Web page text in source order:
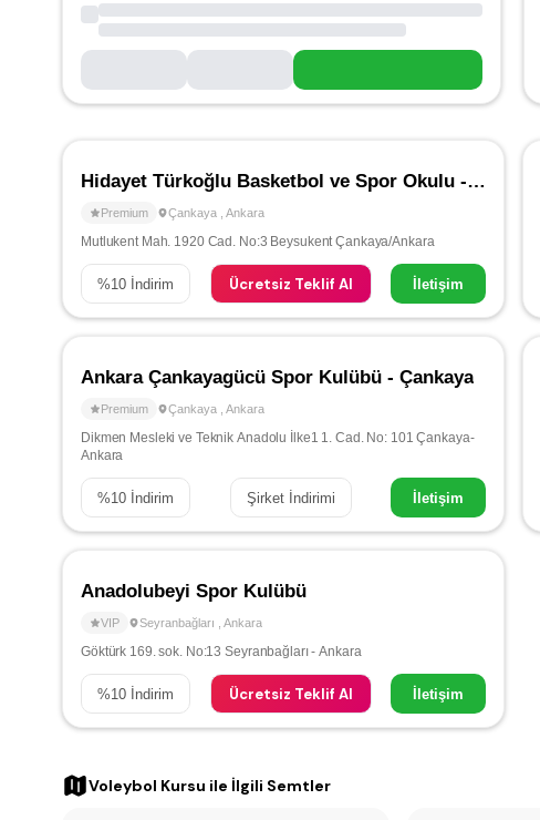
Hidayet Türkoğlu Basketbol ve Spor Okulu - Çankaya
Premium Çankaya Ankara
Mutlukent Mah. 1920 Cad. No:3 Beysukent Çankaya/Ankara
%10 İndirim Ücretsiz Teklif Al İletişim
Ankara Çankayagücü Spor Kulübü - Çankaya
Premium Çankaya Ankara
Dikmen Mesleki ve Teknik Anadolu İlke1 1. Cad. No: 101 Çankaya-
Ankara
%10 İndirim Şirket İndirimi İletişim
Anadolubeyi Spor Kulübü
VIP Seyranbağları Ankara
Göktürk 169. sok. No:13 Seyranbağları - Ankara
%10 İndirim Ücretsiz Teklif Al İletişim
Voleybol Kursu ile İlgili Semtler